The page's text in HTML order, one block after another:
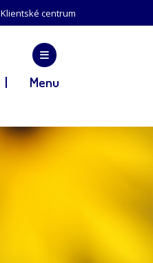
Klientské centrum
Menu